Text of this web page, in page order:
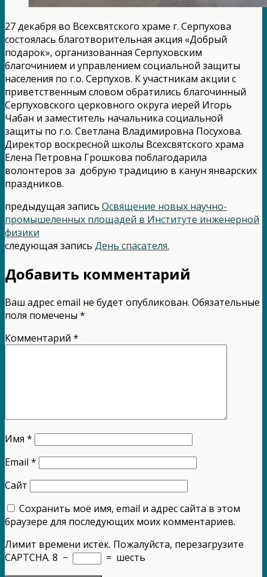
27 декабря во Всехсвятского храме г. Серпухова
состоялась благотворительная акция «Добрый
подарок», организованная Серпуховским
благочинием и управлением социальной защиты
населения по г.о. Серпухов. К участникам акции с
приветственным словом обратились благочинный
Серпуховского церковного округа иерей Игорь
Чабан и заместитель начальника социальной
защиты по г.о. Светлана Владимировна Посухова.
Директор воскресной школы Всехсвятского храма
Елена Петровна Грошкова поблагодарила
волонтеров за добрую традицию в канун январских
праздников.
предыдущая запись Освящение новых научно-
промышеленных площадей в Институте инженерной
физики
следующая запись День спасателя.
Добавить комментарий
Ваш адрес email не будет опубликован. Обязательные
поля помечены *
Комментарий *
Имя *
Email *
Сайт
Сохранить моё имя, email и адрес сайта в этом
браузере для последующих моих комментариев.
Лимит времени истёк. Пожалуйста, перезагрузите
CAPTCHA. 8 − = шесть